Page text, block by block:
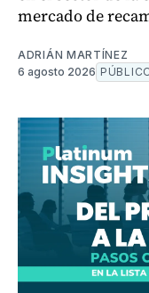
mercado de
ADRIÁN MARTÍNEZ
6 agosto 2026